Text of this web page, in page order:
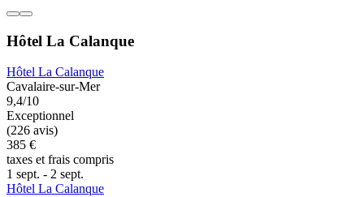
Hôtel La Calanque
Hôtel La Calanque
Cavalaire-sur-Mer
9,4/10
Exceptionnel
(226 avis)
385 €
taxes et frais compris
1 sept. - 2 sept.
Hôtel La Calanque